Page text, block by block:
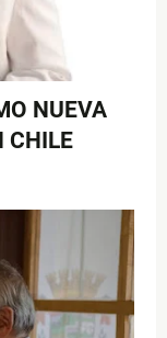
NUEVA
CHILE